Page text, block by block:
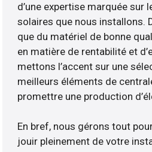
d’une expertise marquée sur
solaires que nous installons.
que du matériel de bonne
en matière de rentabilité et
mettons l’accent sur une
meilleurs éléments de
promettre une production
En bref, nous gérons tout
jouir pleinement de votre